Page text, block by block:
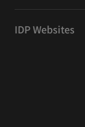
IDP Websites